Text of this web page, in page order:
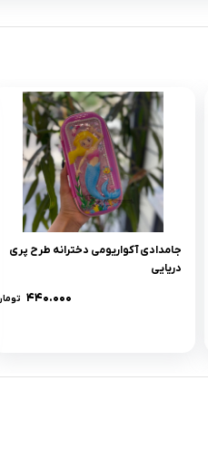
جامدادی آکواریومی دخترانه طرح پری
دریایی
۴۴۰.۰۰۰